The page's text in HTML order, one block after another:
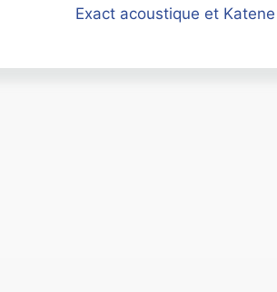
Exact acoustique et Katene